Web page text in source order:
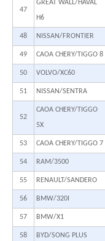
47
GREAT WALL/HAVAL
H6
48 NISSAN/FRONTIER
49 CAOA CHERY/TIGGO 8
50 VOLVO/XC60
51 NISSAN/SENTRA
52
CAOA CHERY/TIGGO
5X
53 CAOA CHERY/TIGGO 7
54 RAM/3500
55 RENAULT/SANDERO
56 BMW/320I
57 BMW/X1
58 BYD/SONG PLUS